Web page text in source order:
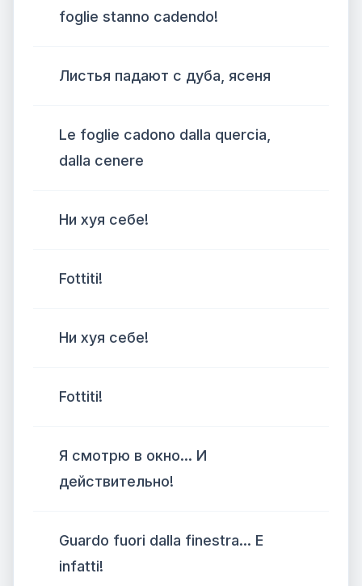
foglie stanno cadendo!
Листья падают с дуба, ясеня
Le foglie cadono dalla quercia,
dalla cenere
Ни хуя себе!
Fottiti!
Ни хуя себе!
Fottiti!
Я смотрю в окно... И
действительно!
Guardo fuori dalla finestra... E
infatti!